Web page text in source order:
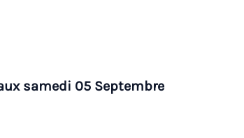
samedi 05 Septembre